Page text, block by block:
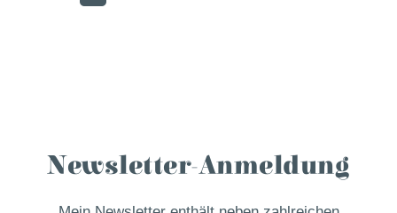
Newsletter-Anmeldung